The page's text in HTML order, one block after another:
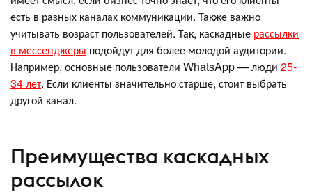
есть в разных каналах коммуникации. Также важно
учитывать возраст пользователей. Так, каскадные рассылки
в мессенджеры подойдут для более молодой аудитории.
Например, основные пользователи WhatsApp — люди 25-
34 лет. Если клиенты значительно старше, стоит выбрать
другой канал.
Преимущества каскадных
рассылок